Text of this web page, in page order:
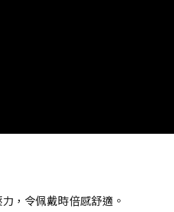
，令佩戴時倍感舒適。